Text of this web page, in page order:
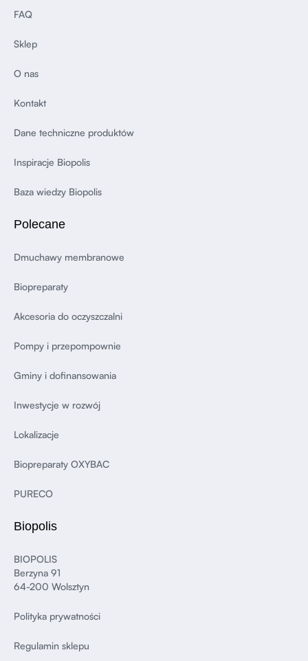
FAQ
Sklep
O nas
Kontakt
Dane techniczne produktów
Inspiracje Biopolis
Baza wiedzy Biopolis
Polecane
Dmuchawy membranowe
Biopreparaty
Akcesoria do oczyszczalni
Pompy i przepompownie
Gminy i dofinansowania
Inwestycje w rozwój
Lokalizacje
Biopreparaty OXYBAC
PURECO
Biopolis
BIOPOLIS
Berzyna 91
64-200 Wolsztyn
Polityka prywatności
Regulamin sklepu